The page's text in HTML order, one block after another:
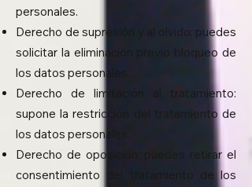
personales.
Derecho de supresión y al olvido: puedes
solicitar la eliminación previo bloqueo de
los datos personales.
Derecho de limitación al tratamiento:
supone la restricción del tratamiento de
los datos personales.
Derecho de oposición: puedes retirar el
consentimiento del tratamiento de los